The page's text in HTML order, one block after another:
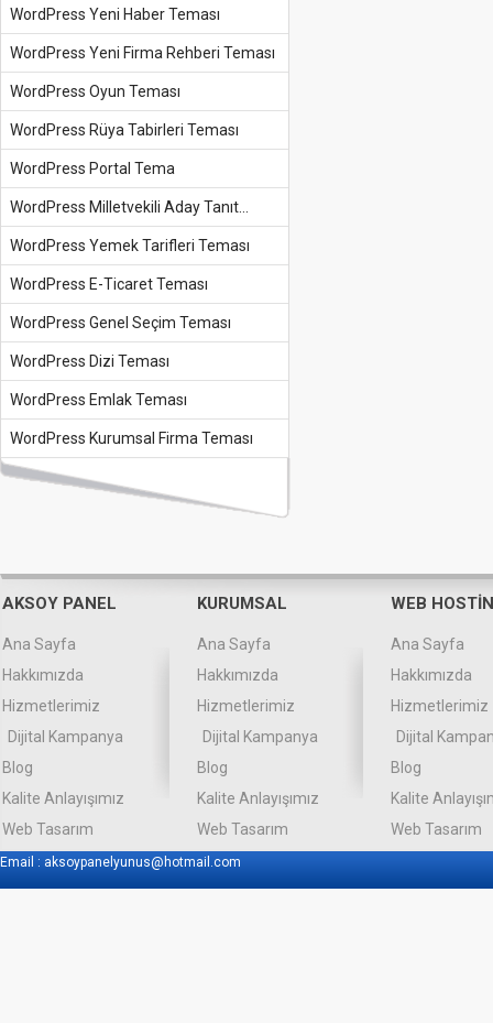
WordPress Yeni Haber Teması
WordPress Yeni Firma Rehberi Teması
WordPress Oyun Teması
WordPress Rüya Tabirleri Teması
WordPress Portal Tema
WordPress Milletvekili Aday Tanıt...
WordPress Yemek Tarifleri Teması
WordPress E-Ticaret Teması
WordPress Genel Seçim Teması
WordPress Dizi Teması
WordPress Emlak Teması
WordPress Kurumsal Firma Teması
AKSOY PANEL
Ana Sayfa
Hakkımızda
Hizmetlerimiz
Dijital Kampanya
Blog
Kalite Anlayışımız
Web Tasarım
KURUMSAL
Ana Sayfa
Hakkımızda
Hizmetlerimiz
Dijital Kampanya
Blog
Kalite Anlayışımız
Web Tasarım
WEB
Ana Sayfa
Hakkımızda
Hizmetlerimiz
Dijital
Blog
Kalite
Web Tasarım
Email : aksoypanelyunus@hotmail.com